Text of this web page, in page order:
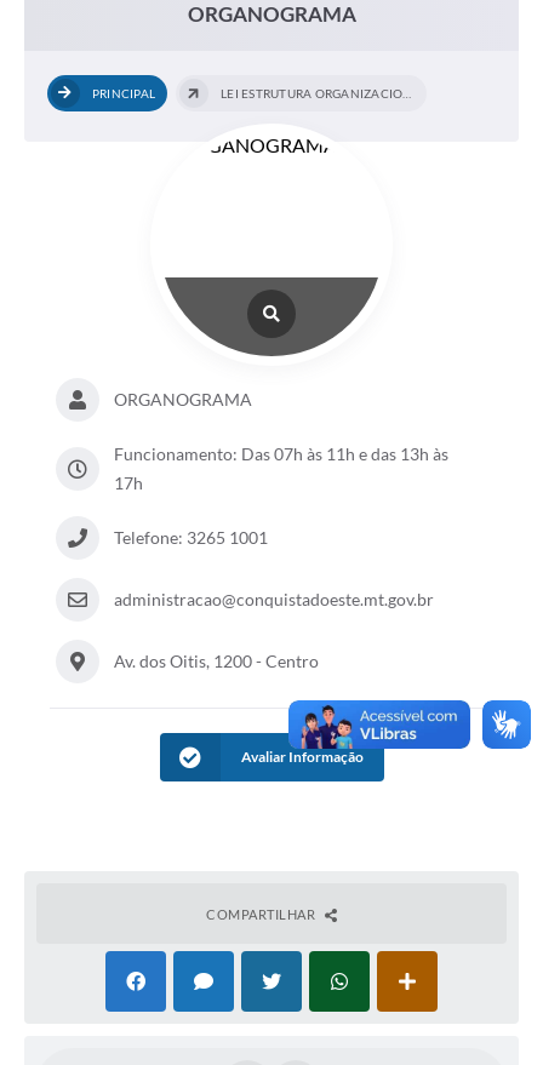
ORGANOGRAMA
PRINCIPAL
ORGANOGRAMA
Funcionamento: Das 07h às 11h e das 13h às
17h
Telefone: 3265 1001
administracao@conquistadoeste.mt.gov.br
Av. dos Oitis, 1200 - Centro
Avaliar Informação
COMPARTILHAR